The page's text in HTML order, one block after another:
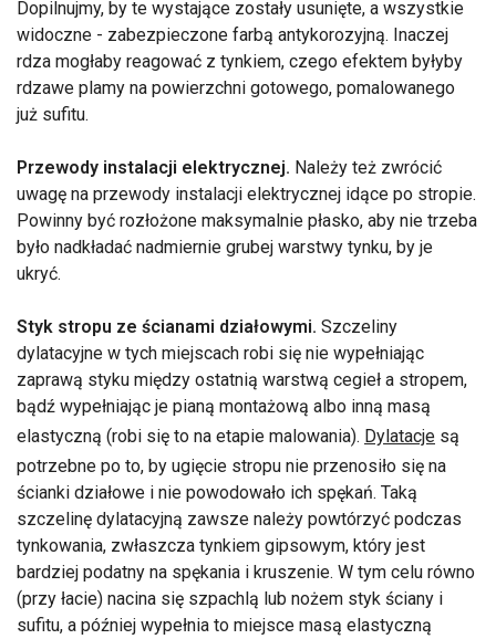
Dopilnujmy, by te wystające zostały usunięte, a wszystkie
widoczne - zabezpieczone farbą antykorozyjną. Inaczej
rdza mogłaby reagować z tynkiem, czego efektem byłyby
rdzawe plamy na powierzchni gotowego, pomalowanego
już sufitu.
Przewody instalacji elektrycznej. Należy też zwrócić
uwagę na przewody instalacji elektrycznej idące po stropie.
Powinny być rozłożone maksymalnie płasko, aby nie trzeba
było nadkładać nadmiernie grubej warstwy tynku, by je
ukryć.
Styk stropu ze ścianami działowymi. Szczeliny
dylatacyjne w tych miejscach robi się nie wypełniając
zaprawą styku między ostatnią warstwą cegieł a stropem,
bądź wypełniając je pianą montażową albo inną masą
elastyczną (robi się to na etapie malowania). Dylatacje są
potrzebne po to, by ugięcie stropu nie przenosiło się na
ścianki działowe i nie powodowało ich spękań. Taką
szczelinę dylatacyjną zawsze należy powtórzyć podczas
tynkowania, zwłaszcza tynkiem gipsowym, który jest
bardziej podatny na spękania i kruszenie. W tym celu równo
(przy łacie) nacina się szpachlą lub nożem styk ściany i
sufitu, a później wypełnia to miejsce masą elastyczną